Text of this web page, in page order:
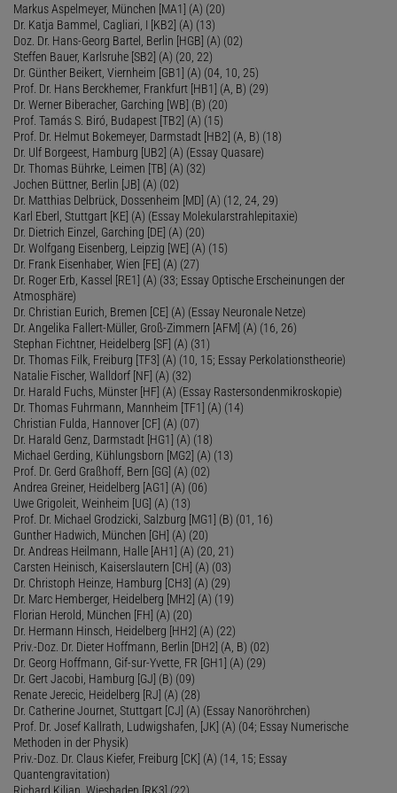
Markus Aspelmeyer, München [MA1] (A) (20)
Dr. Katja Bammel, Cagliari, I [KB2] (A) (13)
Doz. Dr. Hans-Georg Bartel, Berlin [HGB] (A) (02)
Steffen Bauer, Karlsruhe [SB2] (A) (20, 22)
Dr. Günther Beikert, Viernheim [GB1] (A) (04, 10, 25)
Prof. Dr. Hans Berckhemer, Frankfurt [HB1] (A, B) (29)
Dr. Werner Biberacher, Garching [WB] (B) (20)
Prof. Tamás S. Biró, Budapest [TB2] (A) (15)
Prof. Dr. Helmut Bokemeyer, Darmstadt [HB2] (A, B) (18)
Dr. Ulf Borgeest, Hamburg [UB2] (A) (Essay Quasare)
Dr. Thomas Bührke, Leimen [TB] (A) (32)
Jochen Büttner, Berlin [JB] (A) (02)
Dr. Matthias Delbrück, Dossenheim [MD] (A) (12, 24, 29)
Karl Eberl, Stuttgart [KE] (A) (Essay Molekularstrahlepitaxie)
Dr. Dietrich Einzel, Garching [DE] (A) (20)
Dr. Wolfgang Eisenberg, Leipzig [WE] (A) (15)
Dr. Frank Eisenhaber, Wien [FE] (A) (27)
Dr. Roger Erb, Kassel [RE1] (A) (33; Essay Optische Erscheinungen der
Atmosphäre)
Dr. Christian Eurich, Bremen [CE] (A) (Essay Neuronale Netze)
Dr. Angelika Fallert-Müller, Groß-Zimmern [AFM] (A) (16, 26)
Stephan Fichtner, Heidelberg [SF] (A) (31)
Dr. Thomas Filk, Freiburg [TF3] (A) (10, 15; Essay Perkolationstheorie)
Natalie Fischer, Walldorf [NF] (A) (32)
Dr. Harald Fuchs, Münster [HF] (A) (Essay Rastersondenmikroskopie)
Dr. Thomas Fuhrmann, Mannheim [TF1] (A) (14)
Christian Fulda, Hannover [CF] (A) (07)
Dr. Harald Genz, Darmstadt [HG1] (A) (18)
Michael Gerding, Kühlungsborn [MG2] (A) (13)
Prof. Dr. Gerd Graßhoff, Bern [GG] (A) (02)
Andrea Greiner, Heidelberg [AG1] (A) (06)
Uwe Grigoleit, Weinheim [UG] (A) (13)
Prof. Dr. Michael Grodzicki, Salzburg [MG1] (B) (01, 16)
Gunther Hadwich, München [GH] (A) (20)
Dr. Andreas Heilmann, Halle [AH1] (A) (20, 21)
Carsten Heinisch, Kaiserslautern [CH] (A) (03)
Dr. Christoph Heinze, Hamburg [CH3] (A) (29)
Dr. Marc Hemberger, Heidelberg [MH2] (A) (19)
Florian Herold, München [FH] (A) (20)
Dr. Hermann Hinsch, Heidelberg [HH2] (A) (22)
Priv.-Doz. Dr. Dieter Hoffmann, Berlin [DH2] (A, B) (02)
Dr. Georg Hoffmann, Gif-sur-Yvette, FR [GH1] (A) (29)
Dr. Gert Jacobi, Hamburg [GJ] (B) (09)
Renate Jerecic, Heidelberg [RJ] (A) (28)
Dr. Catherine Journet, Stuttgart [CJ] (A) (Essay Nanoröhrchen)
Prof. Dr. Josef Kallrath, Ludwigshafen, [JK] (A) (04; Essay Numerische
Methoden in der Physik)
Priv.-Doz. Dr. Claus Kiefer, Freiburg [CK] (A) (14, 15; Essay
Quantengravitation)
Richard Kilian, Wiesbaden [RK3] (22)